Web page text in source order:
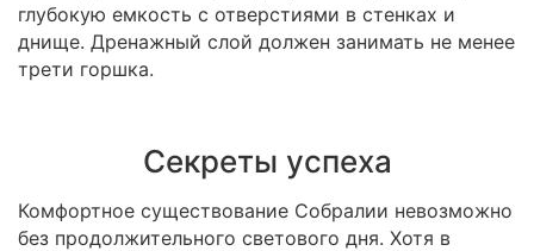
глубокую емкость с отверстиями в стенках и
днище. Дренажный слой должен занимать не менее
трети горшка.
Секреты успеха
Комфортное существование Собралии невозможно
без продолжительного светового дня. Хотя в